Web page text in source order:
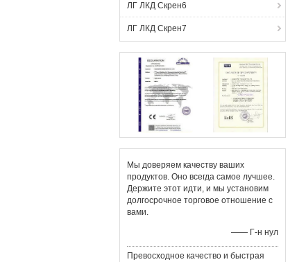
ЛГ ЛКД Скрен6
ЛГ ЛКД Скрен7
Мы доверяем качеству ваших
продуктов. Оно всегда самое лучшее.
Держите этот идти, и мы установим
долгосрочное торговое отношение с
вами.
—— Г-н нул
Превосходное качество и быстрая